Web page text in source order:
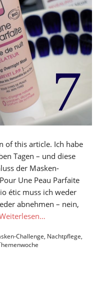
of this article. Ich habe
Tagen – und diese
der Masken-
Une Peau Parfaite
étic muss ich weder
abnehmen – nein,
Challenge, Nachtpflege,